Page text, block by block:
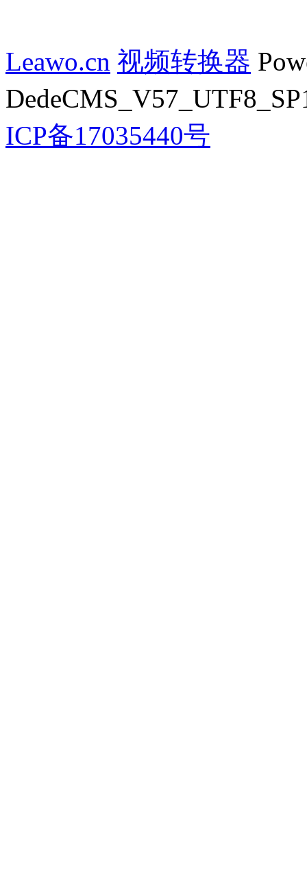
Leawo.cn 视频转换器
ICP备17035440号